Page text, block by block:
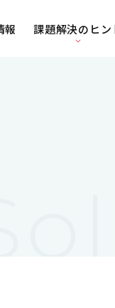
報 課題解決のヒン